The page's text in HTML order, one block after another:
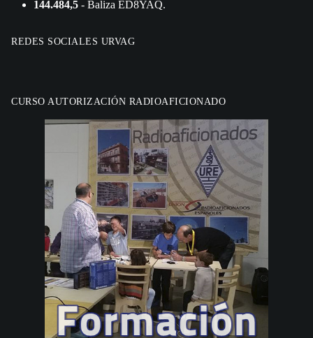
144.484,5 - Baliza ED8YAQ.
REDES SOCIALES URVAG
CURSO AUTORIZACIÓN RADIOAFICIONADO